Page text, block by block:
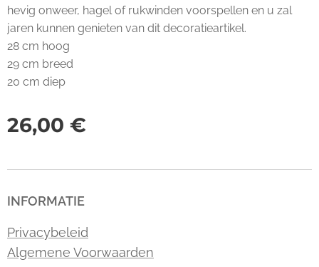
hevig onweer, hagel of rukwinden voorspellen en u zal
jaren kunnen genieten van dit decoratieartikel.
28 cm hoog
29 cm breed
20 cm diep
26,00 €
INFORMATIE
Privacybeleid
Algemene Voorwaarden